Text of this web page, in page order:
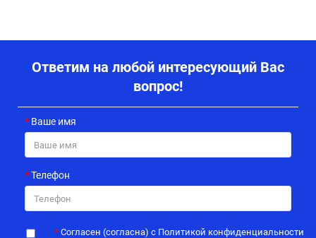
Ответим на любой интересующий Вас
вопрос!
Ваше имя
Телефон
Согласен (согласна) с Политикой конфиденциальности